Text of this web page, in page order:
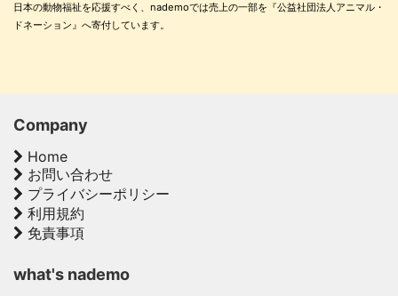
日本の動物福祉を応援すべく、nademoでは売上の一部を『公益社団法人アニマル・
ドネーション』へ寄付しています。
Company
Home
お問い合わせ
プライバシーポリシー
利用規約
免責事項
what's nademo